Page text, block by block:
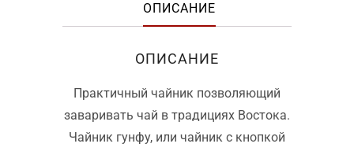
ОПИСАНИЕ
ОПИСАНИЕ
Практичный чайник позволяющий
заваривать чай в традициях Востока.
Чайник гунфу, или чайник с кнопкой